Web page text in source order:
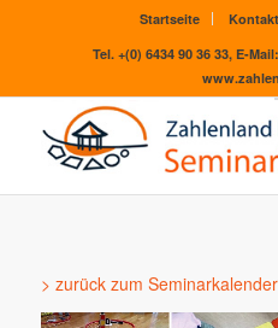
Startseite Kontakt
Tel. +(0) 6434 90 36 33, E-
> zurück zum Seminarkalender